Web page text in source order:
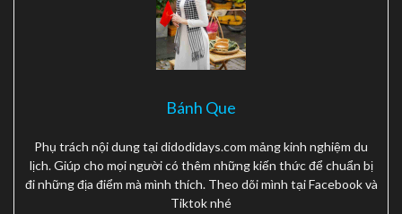
Bánh Que
Phụ trách nội dung tại didodidays.com mảng kinh nghiệm du
lịch. Giúp cho mọi người có thêm những kiến thức để chuẩn bị
đi những địa điểm mà mình thích. Theo dõi mình tại Facebook và
Tiktok nhé